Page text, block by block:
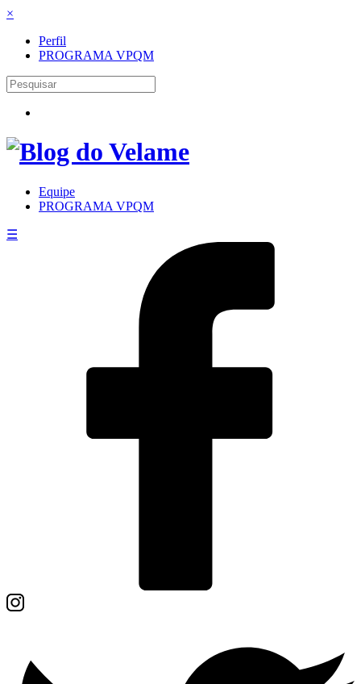
×
Perfil
PROGRAMA VPQM
Equipe
PROGRAMA VPQM
☰